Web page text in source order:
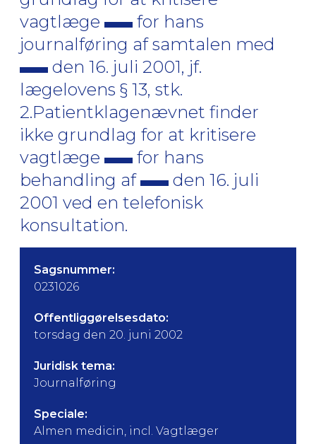
vagtlæge
for hans
journalføring af samtalen med
den 16. juli 2001, jf.
lægelovens § 13, stk.
2.Patientklagenævnet finder
ikke grundlag for at kritisere
vagtlæge
for hans
behandling af
den 16. juli
2001 ved en telefonisk
konsultation.
Sagsnummer:
0231026
Offentliggørelsesdato:
torsdag den 20. juni 2002
Juridisk tema:
Journalføring
Speciale:
Almen medicin, incl. Vagtlæger